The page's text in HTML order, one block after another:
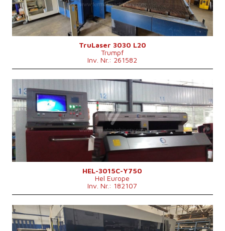
Fiber
nein
Max. Werkstückgewicht
900 kg
Maschinenabmessungen L x B x H8800 x 6010 x 2400 mm
Kontrollsystem
nein
TruLaser 3030 L20
Trumpf
Inv. Nr.: 261582
Baujahr:
Max. Werkstücklänge3000 mm
Max. Werkstückbreite1500 mm
Max. Blechdicke
12 mm
Laserleistung
750 W
Fiber
ja
Kontrollsystem
nein
HEL-3015C-Y750
Hel Europe
Inv. Nr.: 182107
Baujahr:
2019
Max. Werkstücklänge
3000 mm